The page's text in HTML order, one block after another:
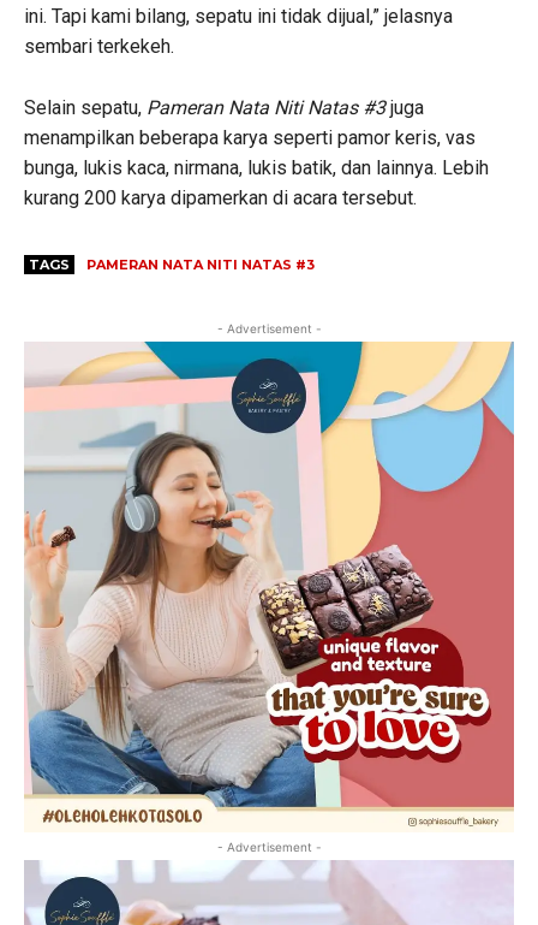
ini. Tapi kami bilang, sepatu ini tidak dijual,” jelasnya
sembari terkekeh.
Selain sepatu, Pameran Nata Niti Natas #3juga
menampilkan beberapa karya seperti pamor keris, vas
bunga, lukis kaca, nirmana, lukis batik, dan lainnya. Lebih
kurang 200 karya dipamerkan di acara tersebut.
TAGS PAMERAN NATA NITI NATAS #3
- Advertisement -
- Advertisement -